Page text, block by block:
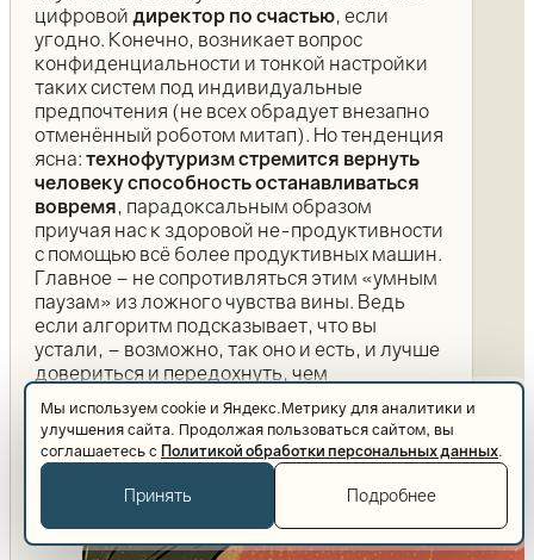
цифровой директор по счастью, если
угодно. Конечно, возникает вопрос
конфиденциальности и тонкой настройки
таких систем под индивидуальные
предпочтения (не всех обрадует внезапно
отменённый роботом митап). Но тенденция
ясна: технофутуризм стремится вернуть
человеку способность останавливаться
вовремя, парадоксальным образом
приучая нас к здоровой не-продуктивности
с помощью всё более продуктивных машин.
Главное – не сопротивляться этим «умным
паузам» из ложного чувства вины. Ведь
если алгоритм подсказывает, что вы
устали, – возможно, так оно и есть, и лучше
довериться и передохнуть, чем
геройствовать до потери качества.
Мы используем cookie и Яндекс.Метрику для аналитики и
улучшения сайта. Продолжая пользоваться сайтом, вы
соглашаетесь с Политикой обработки персональных данных.
Принять Подробнее